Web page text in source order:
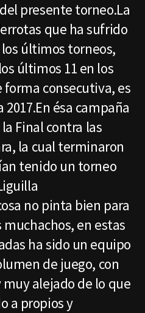
presente torneo.La
que ha sufrido
últimos torneos,
últimos 11 en los
consecutiva, es
2017.En ésa campaña
Final contra las
la cual terminaron
tenido un torneo
no pinta bien para
en estas
ha sido un equipo
de juego, con
alejado de lo que
a propios y